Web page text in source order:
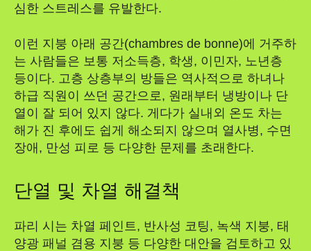
심한 스트레스를 유발한다.
이런 지붕 아래 공간(chambres de bonne)에 거주하
는 사람들은 보통 저소득층, 학생, 이민자, 노년층
등이다. 고층 상층부의 방들은 역사적으로 하녀나
하급 직원이 쓰던 공간으로, 원래부터 냉방이나 단
열이 잘 되어 있지 않다. 게다가 실내외 온도 차는
해가 진 후에도 쉽게 해소되지 않으며 열사병, 수면
장애, 만성 피로 등 다양한 문제를 초래한다.
단열 및 차열 해결책
파리 시는 차열 페인트, 반사성 코팅, 녹색 지붕, 태
양광 패널 겸용 지붕 등 다양한 대안을 검토하고 있